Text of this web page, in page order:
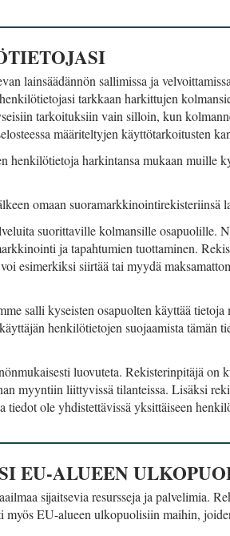
lainsäädännön sallimissa ja
tarkkaan harkittujen
tarkoituksiin vain silloin, kun
määriteltyjen käyttötarkoitusten
harkintansa mukaan muille
omaan suoramarkkinointirekisteriinsä
suorittaville kolmansille osapuolille.
ja tapahtumien tuottaminen.
esimerkiksi siirtää tai myydä
salli kyseisten osapuolten käyttää
henkilötietojen suojaamista tämän
luovuteta. Rekisterinpitäjä on
myyntiin liittyvissä tilanteissa. Lisäksi
ole yhdistettävissä yksittäiseen
EU-ALUEEN
sijaitsevia resursseja ja palvelimia.
EU-alueen ulkopuolisiin maihin,